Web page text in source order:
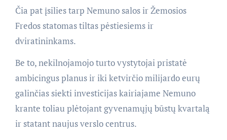
Čia pat įsilies tarp Nemuno salos ir Žemosios
Fredos statomas tiltas pėstiesiems ir
dviratininkams.
Be to, nekilnojamojo turto vystytojai pristatė
ambicingus planus ir iki ketvirčio milijardo eurų
galinčias siekti investicijas kairiajame Nemuno
krante toliau plėtojant gyvenamųjų būstų kvartalą
ir statant naujus verslo centrus.